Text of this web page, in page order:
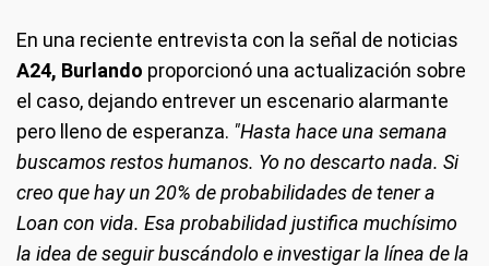
En una reciente entrevista con la señal de noticias
A24, Burlando proporcionó una actualización sobre
el caso, dejando entrever un escenario alarmante
pero lleno de esperanza. "Hasta hace una semana
buscamos restos humanos. Yo no descarto nada. Si
creo que hay un 20% de probabilidades de tener a
Loan con vida. Esa probabilidad justifica muchísimo
la idea de seguir buscándolo e investigar la línea de la